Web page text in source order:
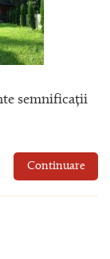
semnificații
Continuare